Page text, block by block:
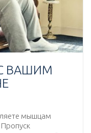
ВАШИМ
мышцам